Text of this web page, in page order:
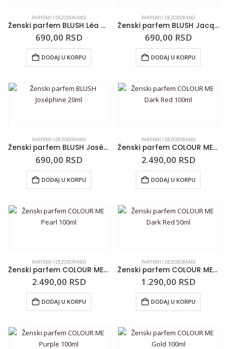
PARFEMI I DEZODORANSI
Ženski parfem BLUSH Léa 20ml
690,00 RSD
DODAJ U KORPU
PARFEMI I DEZODORANSI
Ženski parfem BLUSH Jacqueline 20ml
690,00 RSD
DODAJ U KORPU
PARFEMI I DEZODORANSI
Ženski parfem BLUSH Joséphine 20ml
690,00 RSD
DODAJ U KORPU
PARFEMI I DEZODORANSI
Ženski parfem COLOUR ME Dark Red 100ml
2.490,00 RSD
DODAJ U KORPU
PARFEMI I DEZODORANSI
Ženski parfem COLOUR ME Pearl 100ml
2.490,00 RSD
DODAJ U KORPU
PARFEMI I DEZODORANSI
Ženski parfem COLOUR ME Dark Red 50ml
1.290,00 RSD
DODAJ U KORPU